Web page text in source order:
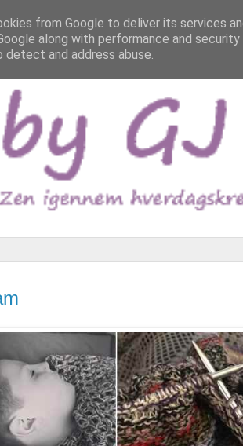
from Google to deliver its services
along with performance and
and address abuse.